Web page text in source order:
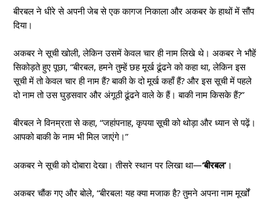
बीरबल ने धीरे से अपनी जेब से एक कागज निकाला और अकबर के हाथों में सौंप
दिया।
अकबर ने सूची खोली, लेकिन उसमें केवल चार ही नाम लिखे थे। अकबर ने भौहें
सिकोड़ते हुए पूछा, “बीरबल, हमने तुम्हें छह मूर्ख ढूंढने को कहा था, लेकिन इस
सूची में तो केवल चार ही नाम हैं? बाकी के दो मूर्ख कहाँ हैं? और इस सूची में पहले
दो नाम तो उस घुड़सवार और अंगूठी ढूंढने वाले के हैं। बाकी नाम किसके हैं?”
बीरबल ने विनम्रता से कहा, “जहांपनाह, कृपया सूची को थोड़ा और ध्यान से पढ़ें।
आपको बाकी के नाम भी मिल जाएंगे।”
अकबर ने सूची को दोबारा देखा। तीसरे स्थान पर लिखा था—‘बीरबल’ ।
अकबर चौंक गए और बोले, “बीरबल! यह क्या मजाक है? तुमने अपना नाम मूर्खों